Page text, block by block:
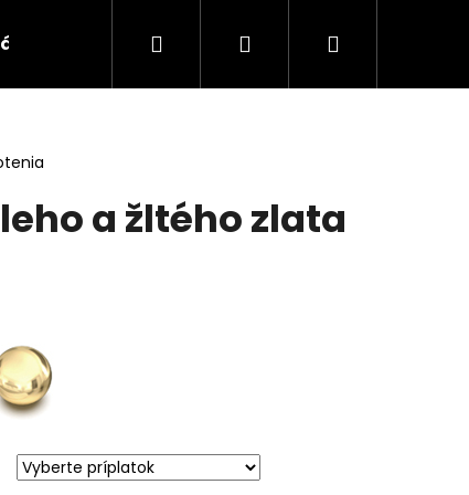
Novinka Kolekcie
Hľadať PrihlásenieNákupný
a žltého zlata